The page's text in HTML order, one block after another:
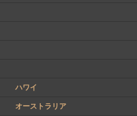
ハワイ
オーストラリア